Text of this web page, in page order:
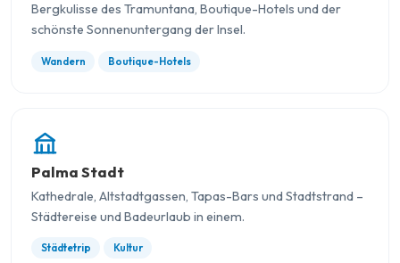
Bergkulisse des Tramuntana, Boutique-Hotels und der
schönste Sonnenuntergang der Insel.
Wandern Boutique-Hotels
Palma Stadt
Kathedrale, Altstadtgassen, Tapas-Bars und Stadtstrand –
Städtereise und Badeurlaub in einem.
Städtetrip Kultur